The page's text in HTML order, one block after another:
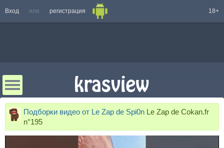
Вход или регистрация 18+
Подборки видео от Le Zap de Spi0n Le Zap de Cokan.fr
n°195